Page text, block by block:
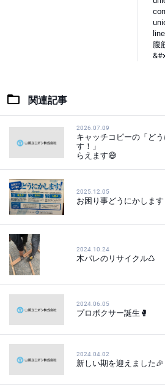
line
腹
関連記事
2026.07.09
キャッチコピーの「どう
す！」 最近
らえます😅
2025.12.05
お困り事どうにかします
2024.10.24
木パレのリサイクル♺
2024.06.05
プロボクサー誕生🥊
2024.04.02
新しい期を迎えました🎉